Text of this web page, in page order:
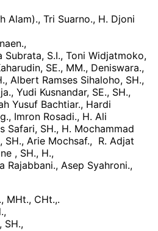
Alam)., Tri Suarno., H. Djoni
Subrata, S.I., Toni Widjatmoko,
SE., MM., Deniswara.,
Albert Ramses Sihaloho, SH.,
Yudi Kusnandar, SE., SH.,
Yusuf Bachtiar., Hardi
Imron Rosadi., H. Ali
Safari, SH., H. Mochammad
SH., Arie Mochsaf., R. Adjat
, SH., H.,
Rajabbani., Asep Syahroni.,
MHt., CHt.,.
SH.,